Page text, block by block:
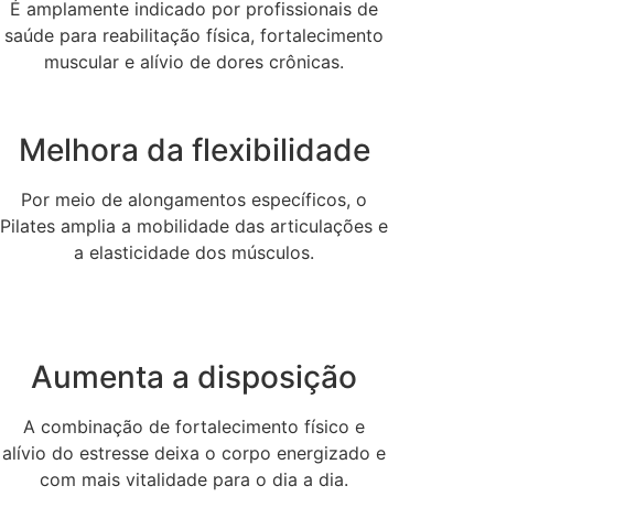
É amplamente indicado por profissionais de
saúde para reabilitação física, fortalecimento
muscular e alívio de dores crônicas.
Melhora da flexibilidade
Por meio de alongamentos específicos, o
Pilates amplia a mobilidade das articulações e
a elasticidade dos músculos.
Aumenta a disposição
A combinação de fortalecimento físico e
alívio do estresse deixa o corpo energizado e
com mais vitalidade para o dia a dia.